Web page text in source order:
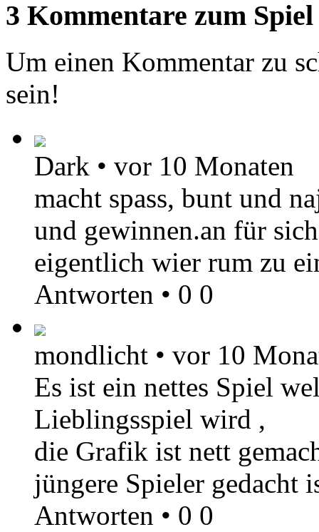
3 Kommentare zum Spiel
Um einen Kommentar zu
sein!
Dark • vor 10 Monaten
macht spass, bunt und
und gewinnen.an für
eigentlich wier rum zu
Antworten • 0 0
mondlicht • vor 10
Es ist ein nettes Spiel
Lieblingsspiel wird ,
die Grafik ist nett
jüngere Spieler gedacht
Antworten • 0 0